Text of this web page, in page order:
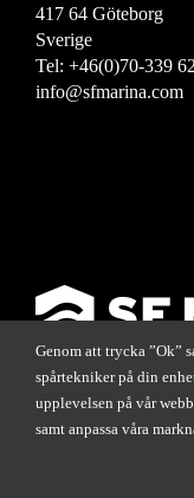
417 64 Göteborg
Sverige
Tel: +46(0)70-339
info@sfmarina.com
Genom att trycka ”Ok”
spårtekniker på din
upplevelsen på vår
samt anpassa våra